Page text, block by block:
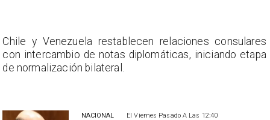
El Viernes Pasado A Las 12:40
NACIONAL
Chile y Venezuela restablecen relaciones consulares
con intercambio de notas diplomáticas, iniciando etapa
de normalización bilateral.